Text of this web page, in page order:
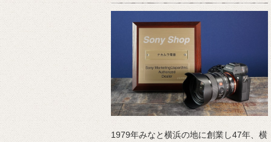
1979年みなと横浜の地に創業し47年、横